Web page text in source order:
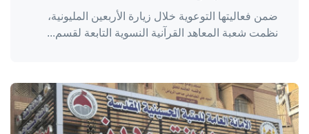
ضمن فعاليتها التوعوية خلال زيارة الأربعين المليونية،
نظمت شعبة المعاهد القرآنية النسوية التابعة لقسم...
واحة المرأة
منذ 3 أيام